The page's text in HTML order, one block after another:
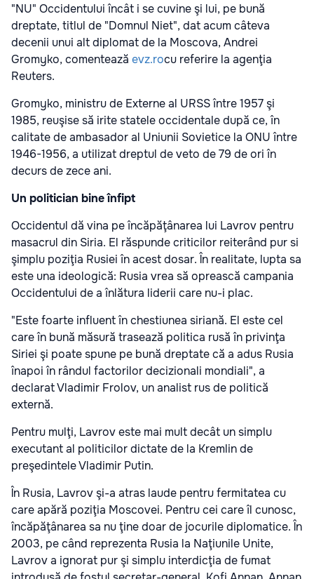
"NU" Occidentului încât i se cuvine şi lui, pe bună
dreptate, titlul de "Domnul Niet", dat acum câteva
decenii unui alt diplomat de la Moscova, Andrei
Gromyko, comentează evz.rocu referire la agenţia
Reuters.
Gromyko, ministru de Externe al URSS între 1957 şi
1985, reuşise să irite statele occidentale după ce, în
calitate de ambasador al Uniunii Sovietice la ONU între
1946-1956, a utilizat dreptul de veto de 79 de ori în
decurs de zece ani.
Un politician bine înfipt
Occidentul dă vina pe încăpăţânarea lui Lavrov pentru
masacrul din Siria. El răspunde criticilor reiterând pur si
şimplu poziţia Rusiei în acest dosar. În realitate, lupta sa
este una ideologică: Rusia vrea să oprească campania
Occidentului de a înlătura liderii care nu-i plac.
"Este foarte influent în chestiunea siriană. El este cel
care în bună măsură trasează politica rusă în privinţa
Siriei şi poate spune pe bună dreptate că a adus Rusia
înapoi în rândul factorilor decizionali mondiali", a
declarat Vladimir Frolov, un analist rus de politică
externă.
Pentru mulţi, Lavrov este mai mult decât un simplu
executant al politicilor dictate de la Kremlin de
preşedintele Vladimir Putin.
În Rusia, Lavrov şi-a atras laude pentru fermitatea cu
care apără poziţia Moscovei. Pentru cei care îl cunosc,
încăpăţânarea sa nu ţine doar de jocurile diplomatice. În
2003, pe când reprezenta Rusia la Naţiunile Unite,
Lavrov a ignorat pur şi simplu interdicţia de fumat